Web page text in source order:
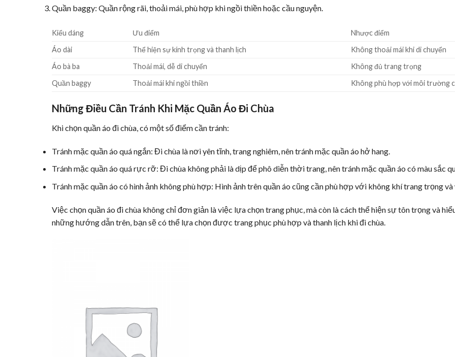
Quần baggy: Quần rộng rãi, thoải mái, phù hợp khi ngồi thiền hoặc cầu nguyện.
Kiểu dáng Ưu điểm
Nhược điểm
Áo dài
Thể hiện sự kính trọng và thanh lịch
Không thoải mái khi di chuyển
Áo bà ba
Thoải mái, dễ di chuyển
Không đủ trang trọng
Quần baggy
Thoải mái khi ngồi thiền Không phù hợp với môi trường
Những Điều Cần Tránh Khi Mặc Quần Áo Đi Chùa
Khi chọn quần áo đi chùa, có một số điểm cần tránh:
Tránh mặc quần áo quá ngắn: Đi chùa là nơi yên tĩnh, trang nghiêm, nên tránh mặc quần áo hở hang.
Tránh mặc quần áo quá rực rỡ: Đi chùa không phải là dịp để phô diễn thời trang, nên tránh mặc quần áo có màu sắc
Tránh mặc quần áo có hình ảnh không phù hợp: Hình ảnh trên quần áo cũng cần phù hợp với không khí trang trọng và
Việc chọn quần áo đi chùa không chỉ đơn giản là việc lựa chọn trang phục, mà còn là cách thể hiện sự tôn trọng và
những hướng dẫn trên, bạn sẽ có thể lựa chọn được trang phục phù hợp và thanh lịch khi đi chùa.